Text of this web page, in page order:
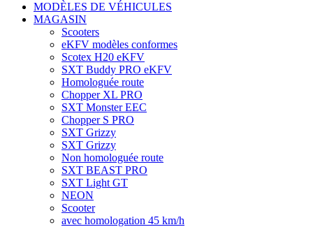
MODÈLES DE VÉHICULES
MAGASIN
Scooters
eKFV modèles conformes
Scotex H20 eKFV
SXT Buddy PRO eKFV
Homologuée route
Chopper XL PRO
SXT Monster EEC
Chopper S PRO
SXT Grizzy
SXT Grizzy
Non homologuée route
SXT BEAST PRO
SXT Light GT
NEON
Scooter
avec homologation 45 km/h